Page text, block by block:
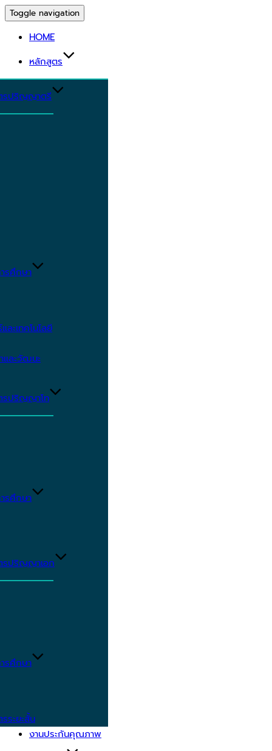
Toggle navigation
HOME
หลักสูตร
รปริญญาตรี
รศึกษา
ะเทคโนโลยี
และวัฒนะ
รปริญญาโท
รศึกษา
รปริญญาเอก
รศึกษา
ระยะสั้น
งานประกันคุณภาพ